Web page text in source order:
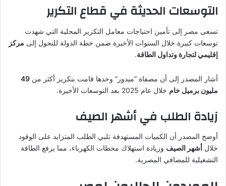
التوسعات الحديثة في قطاع التكرير
تسعى مصر إلى تأمين احتياجات معامل التكرير المحلية التي شهدت
توسعات كبيرة خلال السنوات الأخيرة ضمن خطة الدولة للتحول إلى مركز
إقليمي لتجارة وتداول الطاقة.
أشار المصدر إلى أن مصفاة “ميدور” وحدها قامت بتكرير أكثر من 49
مليون برميل خام خلال عام 2025 بعد التوسعات الأخيرة.
زيادة الطلب في أشهر الصيف
أوضح المصدر أن الكميات المستهدفة تلبي الطلب المتزايد على الوقود
خلال أشهر الصيف وزيادة استهلاك محطات الكهرباء، مما يرفع الطاقة
التشغيلية للمصافي المصرية.